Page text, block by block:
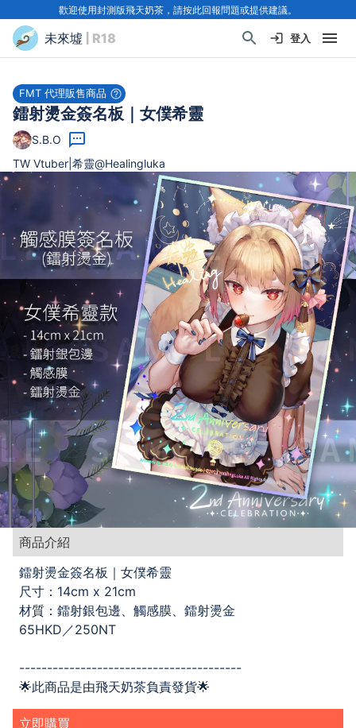
歡迎使用封測版飛天奶茶，請按此回報問題或提供建議。
未來墟 | R18 登入
FMT 代理販售商品
鐳射燙金簽名板｜女僕希靈
S.B.O
TW Vtuber|希靈@Healingluka
商品介紹
鐳射燙金簽名板｜女僕希靈
尺寸：14cm x 21cm
材質：鐳射銀包邊、觸感膜、鐳射燙金
65HKD／250NT
----------------------------------------
🌟此商品是由飛天奶茶負責發貨🌟
立即購買